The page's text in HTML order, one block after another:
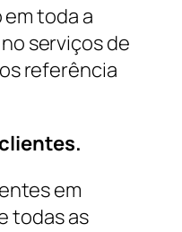
toda a
serviços de
referência
em
todas as